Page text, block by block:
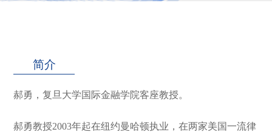
简介
郝勇，复旦大学国际金融学院客座教授。
郝勇教授2003年起在纽约曼哈顿执业，在两家美国一流律